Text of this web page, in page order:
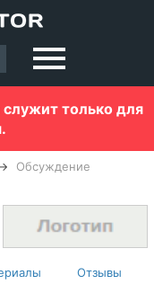
служит только для
Обсуждение
Отзывы